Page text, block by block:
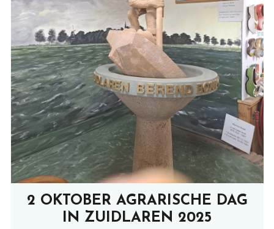
2 OKTOBER AGRARISCHE DAG
IN ZUIDLAREN 2025